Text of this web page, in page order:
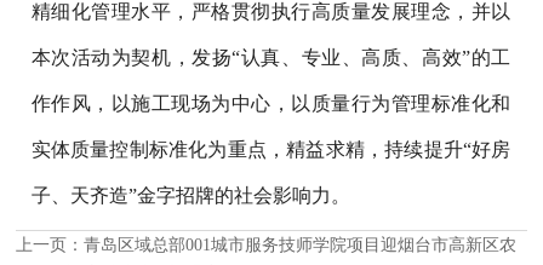
精细化管理水平，严格贯彻执行高质量发展理念，并以
本次活动为契机，发扬“认真、专业、高质、高效”的工
作作风，以施工现场为中心，以质量行为管理标准化和
实体质量控制标准化为重点，精益求精，持续提升“好房
子、天齐造”金字招牌的社会影响力。
上一页：青岛区域总部001城市服务技师学院项目迎烟台市高新区农